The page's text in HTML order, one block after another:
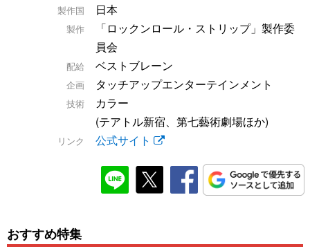
製作国 日本
製作
「ロックンロール・ストリップ」製作委
員会
配給 ベストブレーン
企画 タッチアップエンターテインメント
技術
カラー
(テアトル新宿、第七藝術劇場ほか)
リンク 公式サイト
おすすめ特集